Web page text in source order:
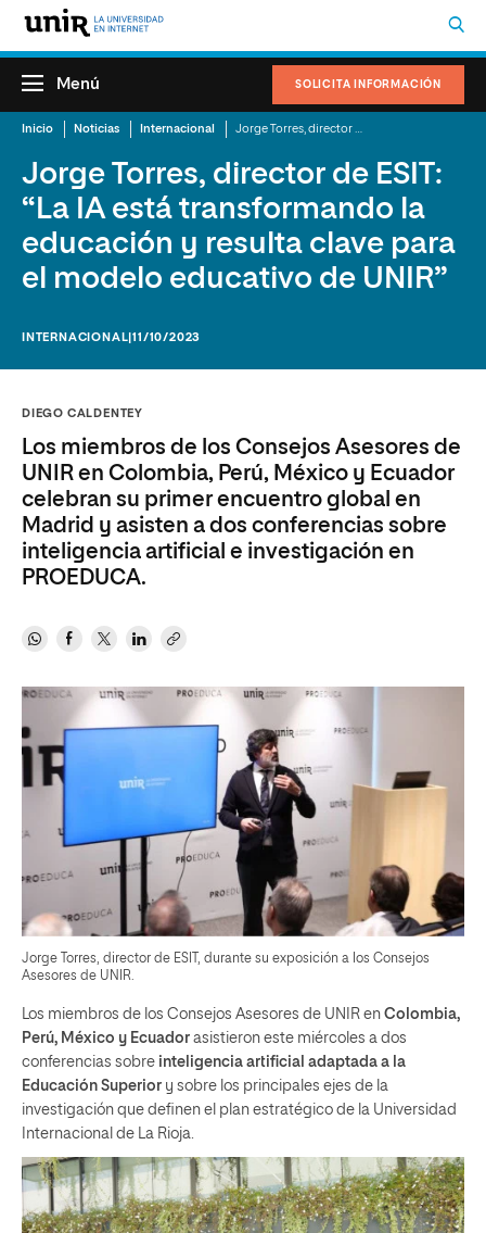
SOLICITA INFORMACIÓN
Menú
Inicio Noticias Internacional
Jorge Torres, director de ESIT:
“La IA está transformando la
educación y resulta clave para
el modelo educativo de UNIR”
INTERNACIONAL |11/10/2023
DIEGO CALDENTEY
Los miembros de los Consejos Asesores de
UNIR en Colombia, Perú, México y Ecuador
celebran su primer encuentro global en
Madrid y asisten a dos conferencias sobre
inteligencia artificial e investigación en
PROEDUCA.
Jorge Torres, director de ESIT, durante su exposición a los Consejos
Asesores de UNIR.
Los miembros de los Consejos Asesores de UNIR en Colombia,
Perú, México y Ecuador asistieron este miércoles a dos
conferencias sobre inteligencia artificial adaptada a la
Educación Superior y sobre los principales ejes de la
investigación que definen el plan estratégico de la Universidad
Internacional de La Rioja.